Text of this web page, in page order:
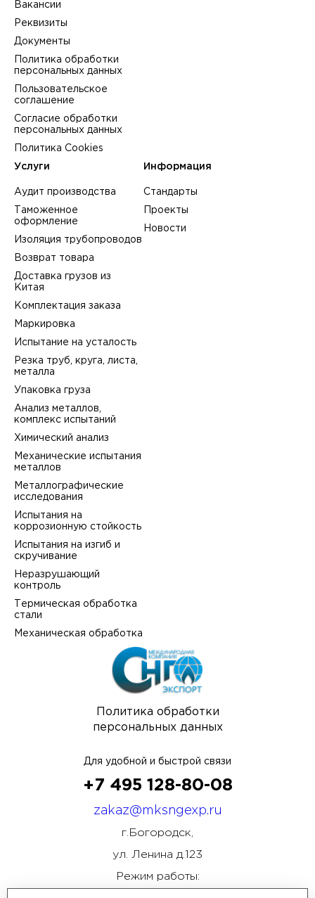
Политика обработки
персональных данных
Вакансии
Реквизиты
Документы
Политика обработки
персональных данных
Пользовательское
соглашение
Согласие обработки
персональных данных
Политика Cookies
Услуги
Аудит производства
Таможенное
оформление
Изоляция трубопроводов
Возврат товара
Доставка грузов из
Китая
Комплектация заказа
Маркировка
Испытание на усталость
Резка труб, круга, листа,
металла
Упаковка груза
Анализ металлов,
комплекс испытаний
Химический анализ
Механические испытания
металлов
Металлографические
исследования
Испытания на
коррозионную стойкость
Испытания на изгиб и
скручивание
Неразрушающий
контроль
Термическая обработка
стали
Механическая обработка
Информация
Стандарты
Проекты
Новости
Для удобной и быстрой связи
+7 495 128-80-08
zakaz@mksngexp.ru
г.Богородск,
ул. Ленина д.123
Режим работы: